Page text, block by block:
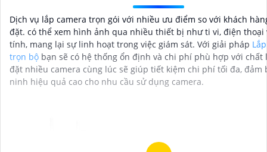
Dịch vụ lắp camera trọn gói với nhiều ưu điểm so với khách
đặt. có thể xem hình ảnh qua nhiều thiết bị như ti vi, điện thoại
tính, mang lại sự linh hoạt trong việc giám sát. Với giải pháp
trọn bộ bạn sẽ có hệ thống ổn định và chi phí phù hợp với chất
đặt nhiều camera cùng lúc sẽ giúp tiết kiệm chi phí tối đa, đảm
ninh hiệu quả cao cho nhu cầu sử dụng camera.